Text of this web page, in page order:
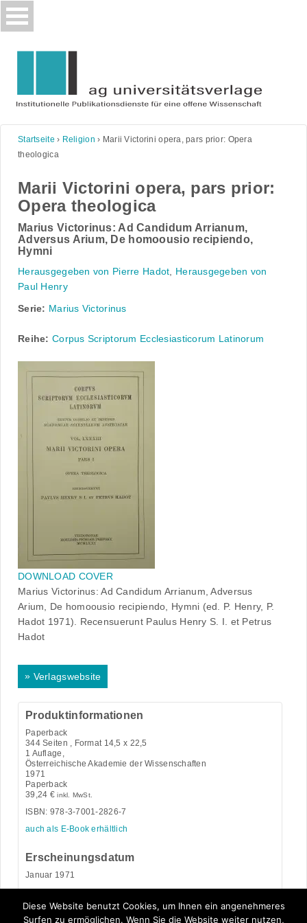
Skip
to
Startseite › Religion › Marii Victorini opera, pars prior: Opera
theologica
Marii Victorini opera, pars prior:
Opera theologica
Marius Victorinus: Ad Candidum Arrianum,
Adversus Arium, De homoousio recipiendo,
Hymni
Herausgegeben von Pierre Hadot, Herausgegeben von
Paul Henry
Serie: Marius Victorinus
Reihe: Corpus Scriptorum Ecclesiasticorum Latinorum
DOWNLOAD COVER
Marius Victorinus: Ad Candidum Arrianum, Adversus
Arium, De homoousio recipiendo, Hymni (ed. P. Henry, P.
Hadot 1971). Recensuerunt Paulus Henry S. I. et Petrus
Hadot
» Verlagswebsite
Produktinformationen
Paperback
344Seiten , Format 14,5 x 22,5
1 Auflage,
Österreichische Akademie der Wissenschaften
1971
Paperback
39,24 € inkl. MwSt.
ISBN: 978-3-7001-2826-7
auch als E-Book erhältlich
Erscheinungsdatum
Januar 1971
Kategorie: Religion
Diese Website benutzt Cookies, um Ihnen ein angenehmeres
Surfen zu ermöglichen. Wenn Sie die Website weiter nutzen,